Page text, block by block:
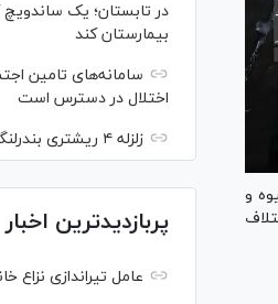
میوه و
و اختلاف
در تابستان؛ یک ساندویچ
بیمارستان کند
سامانه‌های تامین
اختلال در دسترس است
زلزله ۴ ریشتری بندرلنگه را لرزاند
پربازدیدترین اخبار
عامل تیراندازی نزاع